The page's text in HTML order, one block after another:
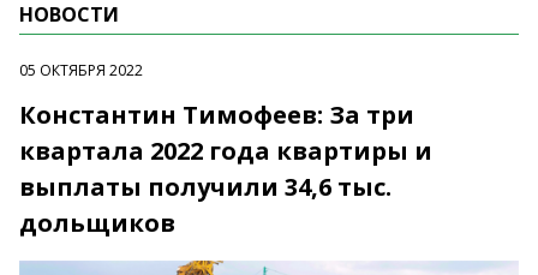
НОВОСТИ
05 ОКТЯБРЯ 2022
Константин Тимофеев: За три
квартала 2022 года квартиры и
выплаты получили 34,6 тыс.
дольщиков